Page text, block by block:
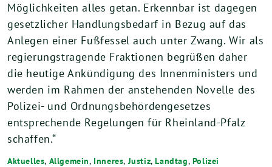
Möglichkeiten alles getan. Erkennbar ist dagegen
gesetzlicher Handlungsbedarf in Bezug auf das
Anlegen einer Fußfessel auch unter Zwang. Wir als
regierungstragende Fraktionen begrüßen daher
die heutige Ankündigung des Innenministers und
werden im Rahmen der anstehenden Novelle des
Polizei- und Ordnungsbehördengesetzes
entsprechende Regelungen für Rheinland-Pfalz
schaffen.“
Aktuelles, Allgemein, Inneres,Justiz,Landtag, Polizei